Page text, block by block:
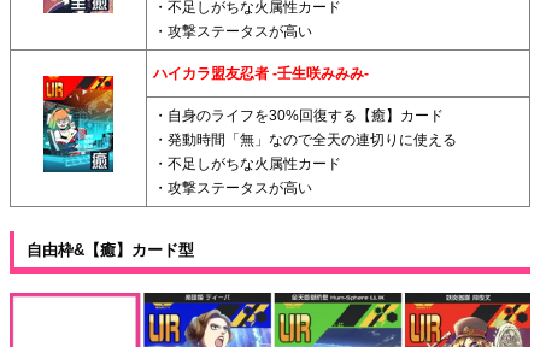
・不足しがちな火属性カード
・攻撃ステータスが高い
ハイカラ盟友忍者 -壬生咲みみみ-
・自身のライフを30%回復する【癒】カード
・発動時間「無」なので全天の連切りに使える
・不足しがちな火属性カード
・攻撃ステータスが高い
自由枠&【癒】カード型